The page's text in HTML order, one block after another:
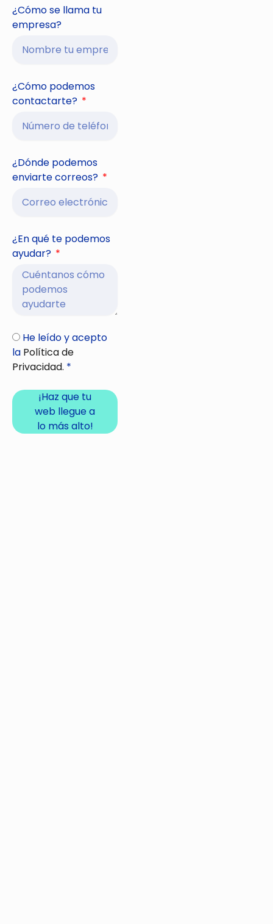
¿Cómo se llama tu
empresa?
¿Cómo podemos
contactarte?
¿Dónde podemos
enviarte correos?
¿En qué te podemos
ayudar?
He leído y acepto
la Política de
Privacidad. *
¡Haz que tu
web llegue a
lo más alto!